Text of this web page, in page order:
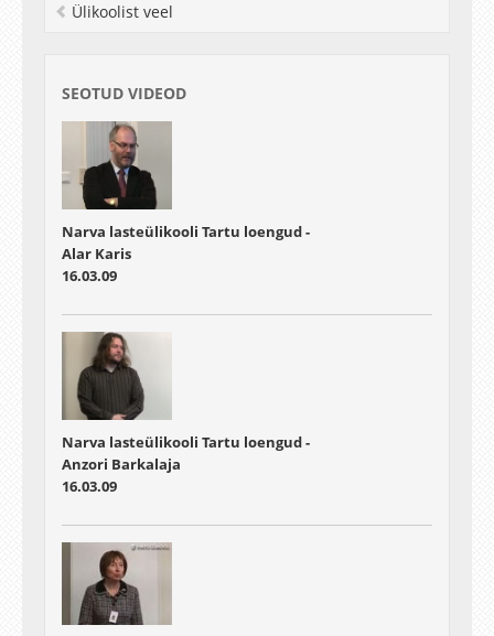
Ülikoolist veel
SEOTUD VIDEOD
Narva lasteülikooli Tartu loengud -
Alar Karis
16.03.09
Narva lasteülikooli Tartu loengud -
Anzori Barkalaja
16.03.09